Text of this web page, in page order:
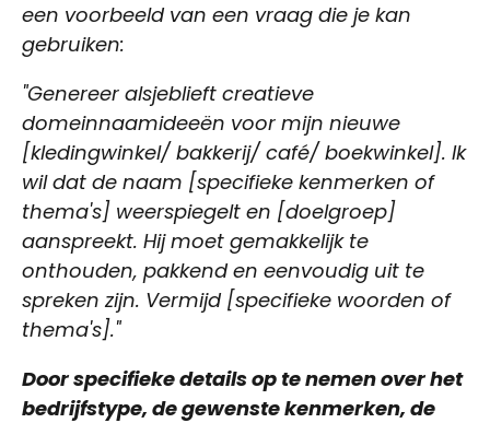
een voorbeeld van een vraag die je kan
gebruiken:
"Genereer alsjeblieft creatieve
domeinnaamideeën voor mijn nieuwe
[kledingwinkel/ bakkerij/ café/ boekwinkel]. Ik
wil dat de naam [specifieke kenmerken of
thema's] weerspiegelt en [doelgroep]
aanspreekt. Hij moet gemakkelijk te
onthouden, pakkend en eenvoudig uit te
spreken zijn. Vermijd [specifieke woorden of
thema's]."
Door specifieke details op te nemen over het
bedrijfstype, de gewenste kenmerken, de